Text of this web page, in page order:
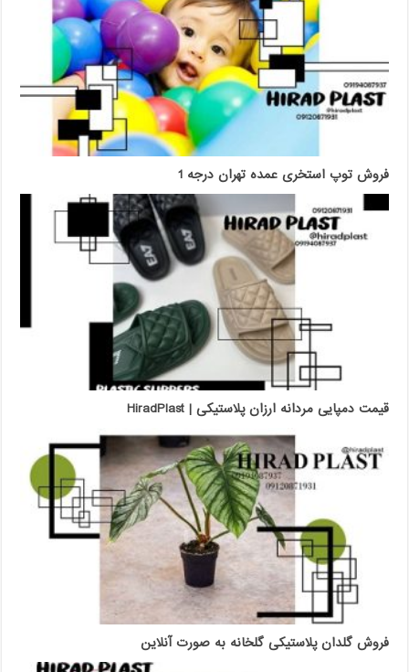
فروش توپ استخری عمده تهران درجه 1
قیمت دمپایی مردانه ارزان پلاستیکی | HiradPlast
فروش گلدان پلاستیکی گلخانه به صورت آنلاین